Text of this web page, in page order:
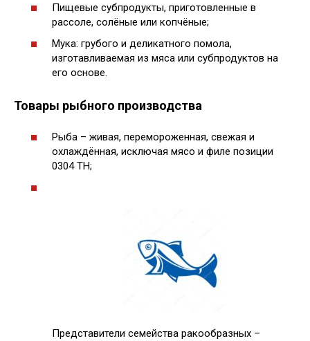
Пищевые субпродукты, приготовленные в
рассоле, солёные или копчёные;
Мука: грубого и деликатного помола,
изготавливаемая из мяса или субпродуктов на
его основе.
Товары рыбного производства
Рыба – живая, перемороженная, свежая и
охлаждённая, исключая мясо и филе позиции
0304 ТН;
Представители семейства ракообразных –